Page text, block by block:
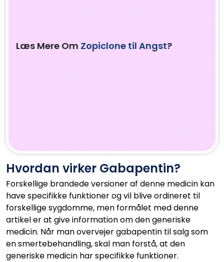
Læs Mere Om Zopiclone til Angst?
Hvordan virker Gabapentin?
Forskellige brandede versioner af denne medicin kan
have specifikke funktioner og vil blive ordineret til
forskellige sygdomme, men formålet med denne
artikel er at give information om den generiske
medicin. Når man overvejer gabapentin til salg som
en smertebehandling, skal man forstå, at den
generiske medicin har specifikke funktioner.